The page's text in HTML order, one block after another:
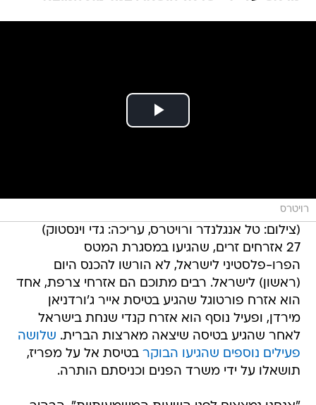
רויטרס
(צילום: טל אנגלנדר ורויטרס, עריכה: גדי וינסטוק)
27 אזרחים זרים, שהגיעו במסגרת המטס
הפרו-פלסטיני לישראל, לא הורשו להכנס היום
(ראשון) לישראל. רבים מתוכם הם אזרחי צרפת, אחד
הוא אזרח פורטוגל שהגיע בטיסת אייר ג'ורדניאן
מירדן, ופעיל נוסף הוא אזרח קנדי שנחת בישראל
לאחר שהגיע בטיסה שיצאה מארצות הברית. שלושה
פעילים נוספים שהגיעו הבוקר בטיסת אל על מפריז,
תושאלו על ידי משרד הפנים וכניסתם הותרה.